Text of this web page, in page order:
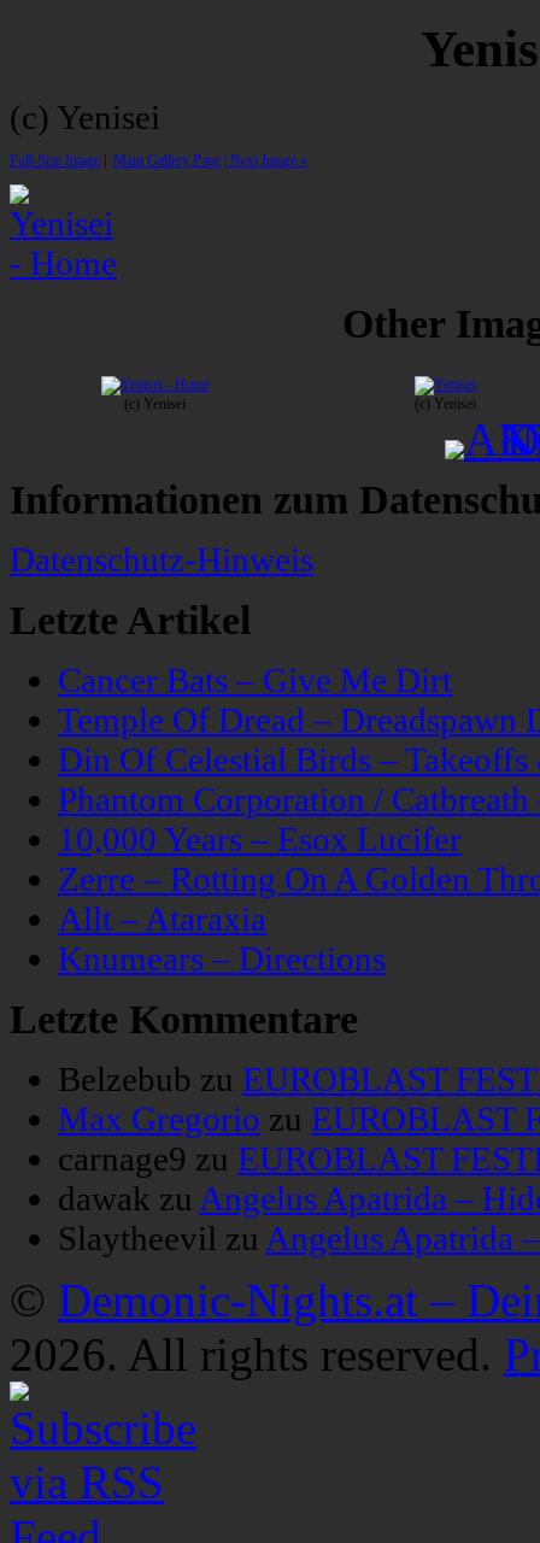
(c) Yenisei
Full-Size Image Main Gallery Page | Next Image »
Other
(c) Yenisei (c) Yenisei
Informationen zum
Datenschutz-Hinweis
Letzte Artikel
Cancer Bats – Give Me Dirt
Temple Of Dread – Dreadspawn
Din Of Celestial Birds –
Phantom Corporation /
10,000 Years – Esox Lucifer
Zerre – Rotting On A Golden
Allt – Ataraxia
Knumears – Directions
Letzte Kommentare
Belzebub zu EUROBLAST
Max Gregorio zu EUROBLAST
carnage9 zu EUROBLAST
dawak zuAngelus Apatrida –
Slaytheevil zuAngelus Apatrida
© Demonic-Nights.at –
2026. All rights reserved.